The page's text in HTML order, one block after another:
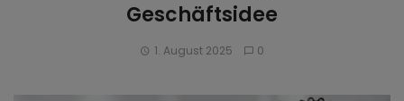
Geschäftsidee
1. August 2025 0